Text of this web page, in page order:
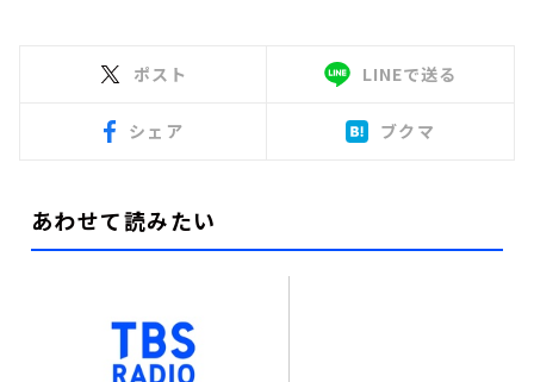
ポスト LINEで送る
シェア ブクマ
あわせて読みたい